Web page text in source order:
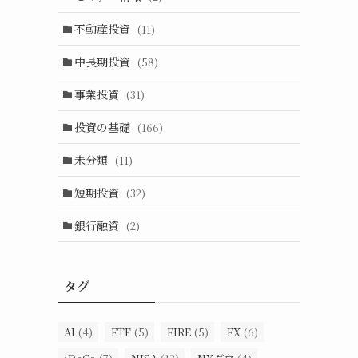
不動産投資 (11)
中長期投資 (58)
事業投資 (31)
投資の基礎 (166)
未分類 (11)
短期投資 (32)
銀行融資 (2)
タグ
AI (4) ETF (5) FIRE (5) FX (6)